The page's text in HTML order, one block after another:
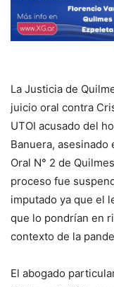
La Justicia de
juicio oral contra
UTOI acusado del
Banuera, asesinado
Oral N° 2 de
proceso fue
imputado ya que el
que lo pondrían en
contexto de la
El abogado